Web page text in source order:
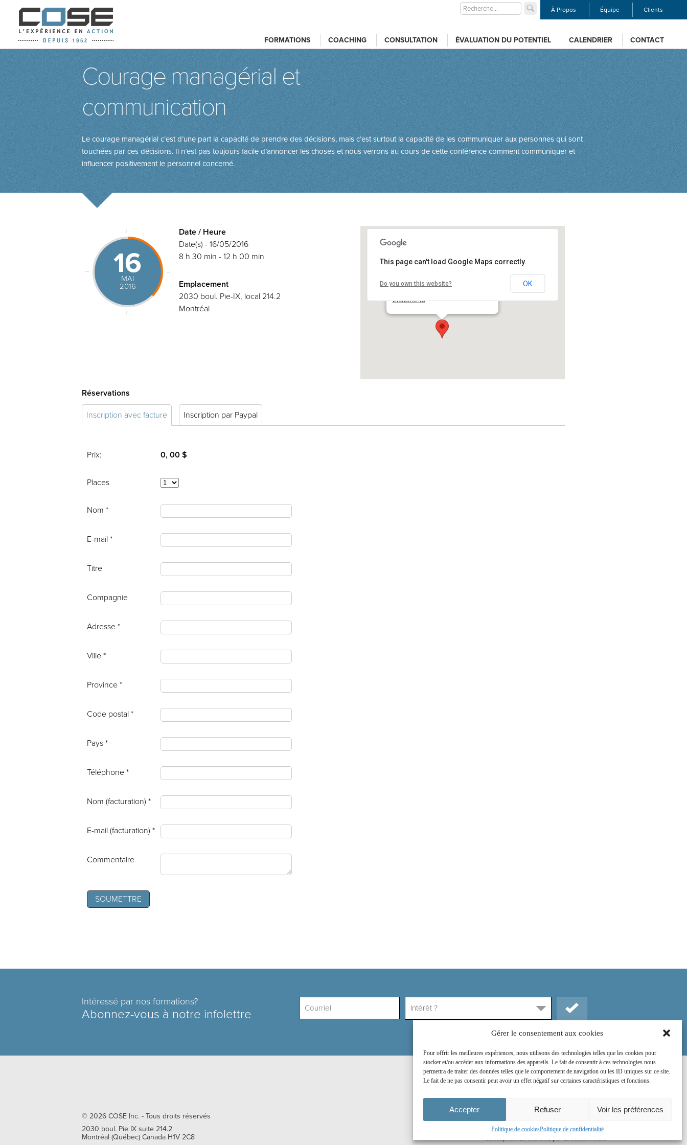
Gérer le consentement aux cookies
Pour offrir les meilleures expériences, nous utilisons des technologies telles que les cookies pour
stocker et/ou accéder aux informations des appareils. Le fait de consentir à ces technologies nous
permettra de traiter des données telles que le comportement de navigation ou les ID uniques sur ce site.
Le fait de ne pas consentir peut avoir un effet négatif sur certaines caractéristiques et fonctions.
Accepter Refuser Voir les préférences
Politique de cookiesPolitique de confidentialité
À Propos Équipe Clients
FORMATIONS COACHING CONSULTATION ÉVALUATION DU POTENTIEL CALENDRIER CONTACT
Courage managérial et
communication
Le courage managérial c’est d’une part la capacité de prendre des décisions, mais c’est surtout la capacité de les communiquer aux personnes qui sont
touchées par ces décisions. Il n’est pas toujours facile d’annoncer les choses et nous verrons au cours de cette conférence comment communiquer et
influencer positivement le personnel concerné.
16
MAI
2016
COSE inc.
Événements
This page can't load Google Maps correctly.
Do you own this website? OK
Date / Heure
Date(s) - 16/05/2016
8 h 30 min - 12 h 00 min
Emplacement
2030 boul. Pie-IX, local 214.2
Montréal
Réservations
Inscription avec facture Inscription par Paypal
Prix: 0, 00 $
Places
Nom *
E-mail *
Titre
Compagnie
Adresse *
Ville *
Province *
Code postal *
Pays *
Téléphone *
Nom (facturation) *
E-mail (facturation) *
Commentaire
Intéressé par nos formations?
Abonnez-vous à notre infolettre Intérêt ?
Rejoignez-nous sur :
© 2026 COSE Inc.- Tous droits réservés
2030 boul. Pie IX suite 214.2
Montréal (Québec) Canada H1V 2C8 Conception du site web parChocolat Média